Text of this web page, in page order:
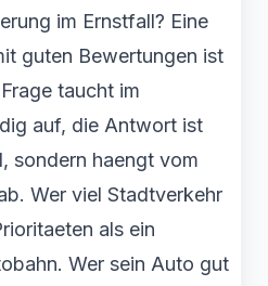
im Ernstfall? Eine
guten Bewertungen ist
taucht im
auf, die Antwort ist
sondern haengt vom
Wer viel Stadtverkehr
als ein
Wer sein Auto gut